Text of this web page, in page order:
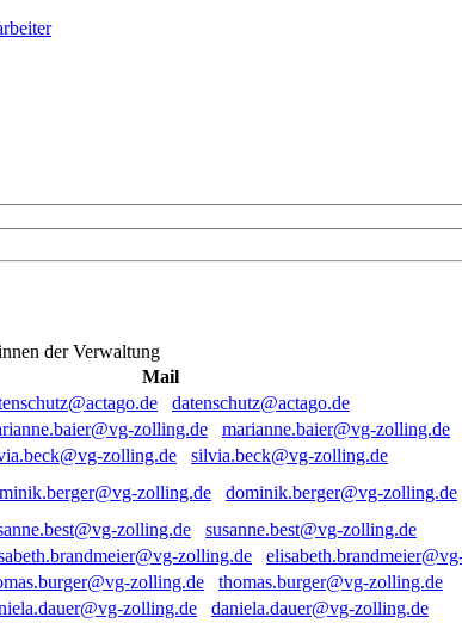
der Verwaltung
Mail
datenschutz@actago.de
marianne.baier@vg-zolling.de
silvia.beck@vg-zolling.de
dominik.berger@vg-zolling.de
susanne.best@vg-zolling.de
thomas.burger@vg-zolling.de
daniela.dauer@vg-zolling.de